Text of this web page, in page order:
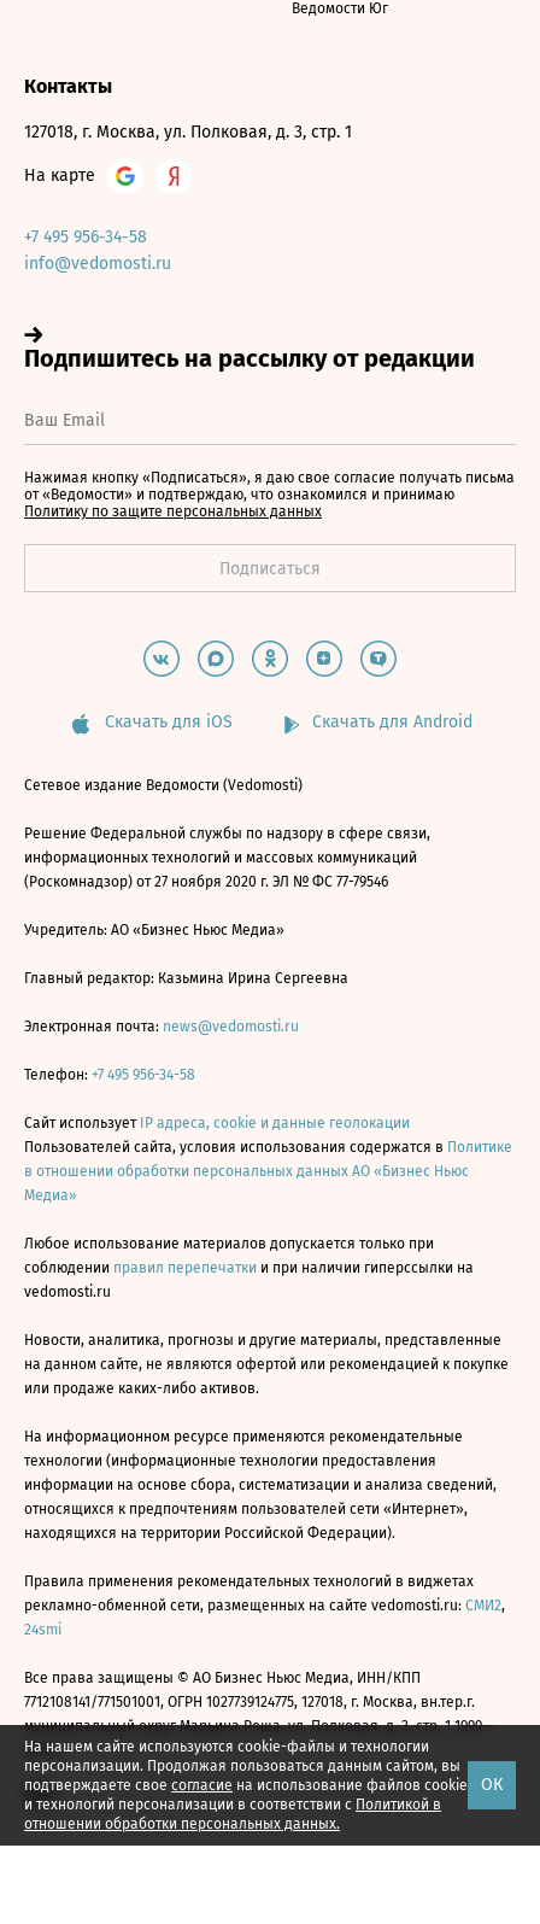
На нашем сайте используются cookie-файлы и технологии
персонализации. Продолжая пользоваться данным сайтом, вы
подтверждаете свое согласие на использование файлов cookie
и технологий персонализации в соответствии с Политикой в
отношении обработки персональных данных.
ОК
Ведомости Юг
Контакты
127018, г. Москва, ул. Полковая, д. 3, стр. 1
На карте
+7 495 956-34-58
info@vedomosti.ru
Нажимая кнопку «Подписаться», я даю свое согласие получать письма
от «Ведомости» и подтверждаю, что ознакомился и принимаю
Политику по защите персональных данных
Скачать для iOS Скачать для Android
Сетевое издание Ведомости (Vedomosti)
Решение Федеральной службы по надзору в сфере связи,
информационных технологий и массовых коммуникаций
(Роскомнадзор) от 27 ноября 2020 г. ЭЛ № ФС 77-79546
Учредитель: АО «Бизнес Ньюс Медиа»
Главный редактор: Казьмина Ирина Сергеевна
Электронная почта: news@vedomosti.ru
Телефон: +7 495 956-34-58
Сайт использует IP адреса, cookie и данные геолокации
Пользователей сайта, условия использования содержатся в Политике
в отношении обработки персональных данных АО «Бизнес Ньюс
Медиа»
Любое использование материалов допускается только при
соблюдении правил перепечатки и при наличии гиперссылки на
vedomosti.ru
Новости, аналитика, прогнозы и другие материалы, представленные
на данном сайте, не являются офертой или рекомендацией к покупке
или продаже каких-либо активов.
На информационном ресурсе применяются рекомендательные
технологии (информационные технологии предоставления
информации на основе сбора, систематизации и анализа сведений,
относящихся к предпочтениям пользователей сети «Интернет»,
находящихся на территории Российской Федерации).
Правила применения рекомендательных технологий в виджетах
рекламно-обменной сети, размещенных на сайте vedomosti.ru: СМИ2,
24smi
Все права защищены © АО Бизнес Ньюс Медиа, ИНН/КПП
7712108141/771501001, ОГРН 1027739124775, 127018, г. Москва, вн.тер.г.
муниципальный округ Марьина Роща, ул. Полковая, д. 3, стр. 1 1999—
2026